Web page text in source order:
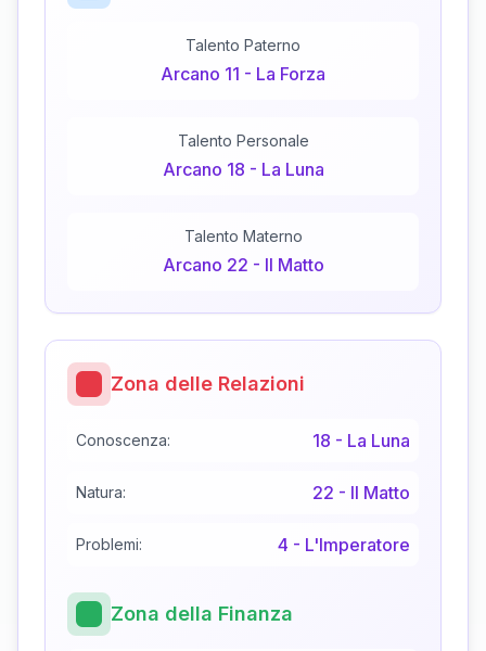
Talento Paterno
Arcano 11 - La Forza
Talento Personale
Arcano 18 - La Luna
Talento Materno
Arcano 22 - Il Matto
Zona delle Relazioni
Conoscenza: 18 - La Luna
Natura: 22 - Il Matto
Problemi: 4 - L'Imperatore
Zona della Finanza